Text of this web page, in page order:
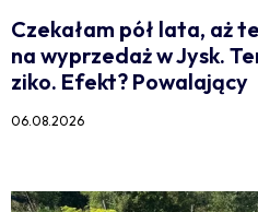
Czekałam pół lata, aż
na wyprzedaż w Jysk.
ziko. Efekt? Powalający
06.08.2026